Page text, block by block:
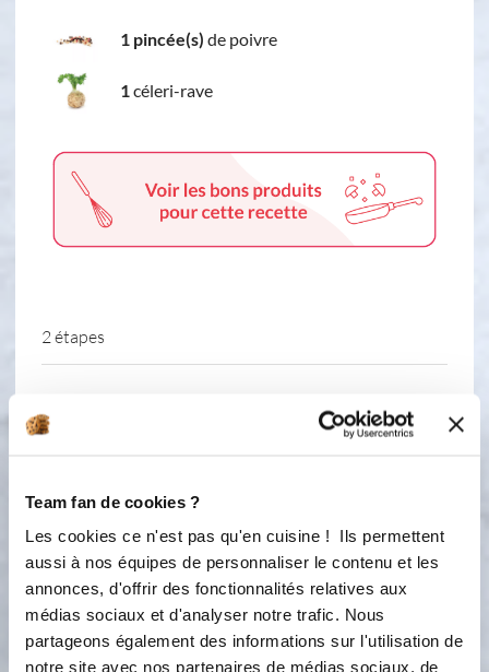
Team fan de cookies ?
Les cookies ce n'est pas qu'en cuisine ! Ils permettent
aussi à nos équipes de personnaliser le contenu et les
annonces, d'offrir des fonctionnalités relatives aux
médias sociaux et d'analyser notre trafic. Nous
partageons également des informations sur l'utilisation de
notre site avec nos partenaires de médias sociaux, de
1 pincée(s) de poivre
1céleri-rave
2 étapes
Verser dans le bol tous les
Mélanger 25 secondes - Vitesse 6
25s 6
2
Si des morceaux sont encore trop
gros à votre goût, alors mélanger avec
votre spatule mélangeuse puis